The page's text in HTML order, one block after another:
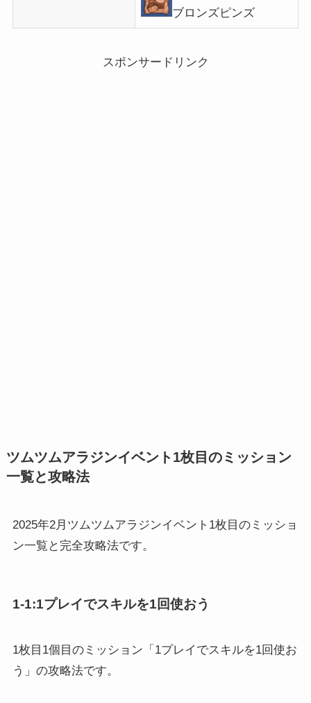
ブロンズピンズ
スポンサードリンク
ツムツムアラジンイベント1枚目のミッション
一覧と攻略法
2025年2月ツムツムアラジンイベント1枚目のミッショ
ン一覧と完全攻略法です。
1-1:1プレイでスキルを1回使おう
1枚目1個目のミッション「1プレイでスキルを1回使お
う」の攻略法です。